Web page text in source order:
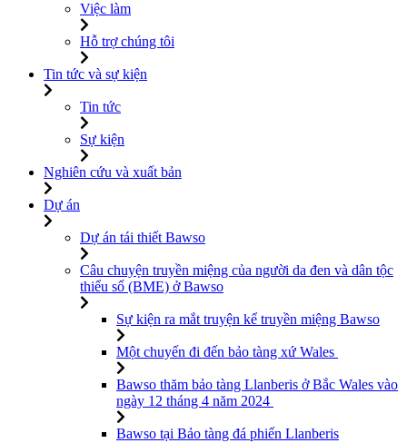
Việc làm
Hỗ trợ chúng tôi
Tin tức và sự kiện
Tin tức
Sự kiện
Nghiên cứu và xuất bản
Dự án
Dự án tái thiết Bawso
Câu chuyện truyền miệng của người da đen và dân tộc
thiểu số (BME) ở Bawso
Sự kiện ra mắt truyện kể truyền miệng Bawso
Một chuyến đi đến bảo tàng xứ Wales
Bawso thăm bảo tàng Llanberis ở Bắc Wales vào
ngày 12 tháng 4 năm 2024
Bawso tại Bảo tàng đá phiến Llanberis